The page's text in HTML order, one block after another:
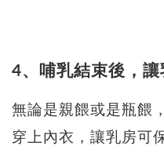
4、哺乳結束後，
無論是親餵或是瓶餵
穿上內衣，讓乳房可